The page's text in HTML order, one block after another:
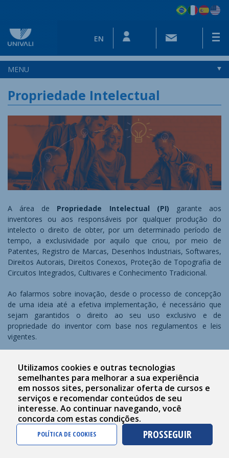
EN
MENU
Propriedade Intelectual
A área de Propriedade Intelectual (PI) garante aos
inventores ou aos responsáveis por qualquer produção do
intelecto o direito de obter, por um determinado período de
tempo, a exclusividade por aquilo que criou, por meio de
Patentes, Registro de Marcas, Desenhos Industriais, Softwares,
Direitos Autorais, Direitos Conexos, Proteção de Topografia de
Circuitos Integrados, Cultivares e Conhecimento Tradicional.
Ao falarmos sobre inovação, desde o processo de concepção
de uma ideia até a efetiva implementação, é necessário que
sejam garantidos o direito ao seu uso exclusivo e de
propriedade do inventor com base nos regulamentos e leis
vigentes.
propriedade intelectual, auxiliando no registro das inovações
realizadas pela comunidade acadêmica da Univali, orientando o
ecossistema de inovação e apoiando a transferência de
tecnologia. Aqui vocês encontrarão conteúdos e materiais,
resoluções internas e leis vigentes, além de uma série de
modelos e formulários para auxiliar no processo de registro da
sua propriedade intelectual.
Utilizamos cookies e outras tecnologias
semelhantes para melhorar a sua experiência
em nossos sites, personalizar oferta de cursos e
serviços e recomendar conteúdos de seu
interesse. Ao continuar navegando, você
concorda com estas condições.
POLÍTICA DE COOKIES PROSSEGUIR